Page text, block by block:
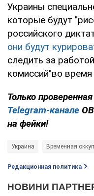
Украины
которые будут
российского
они будут
следить за
комиссий"во
Только
Telegram-канале
на фейки!
Украина Временная
Редакционная политика